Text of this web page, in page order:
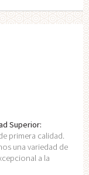
Superior:
primera calidad.
una variedad de
a la